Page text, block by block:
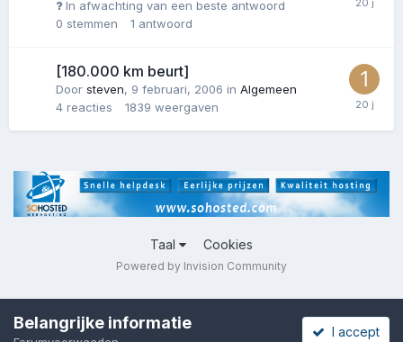
In afwachting van een beste antwoord
0 stemmen 1 antwoord
[180.000 km beurt]
Door steven, 9 februari, 2006 in Algemeen
4 reacties 1839 weergaven
Taal Cookies
Powered by Invision Community
Belangrijke informatie I accept